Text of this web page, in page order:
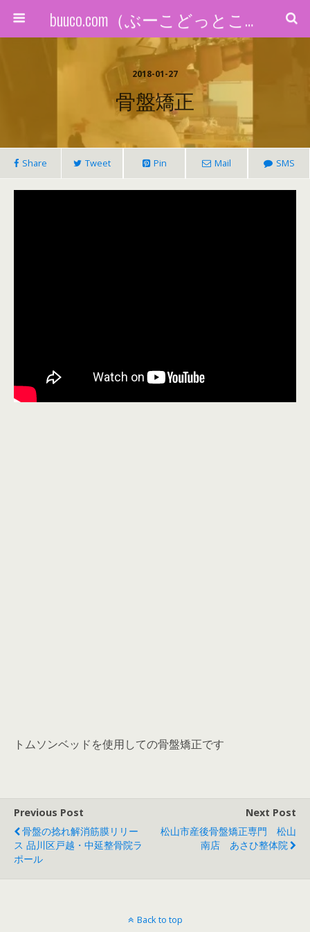
buuco.com（ぶーこどっとこむ）
2018-01-27
骨盤矯正
Share Tweet Pin Mail SMS
トムソンベッドを使用しての骨盤矯正です
Previous Post
骨盤の捻れ解消筋膜リリー
ス 品川区戸越・中延整骨院ラ
ポール
Next Post
松山市産後骨盤矯正専門 松山
南店 あさひ整体院
Back to top